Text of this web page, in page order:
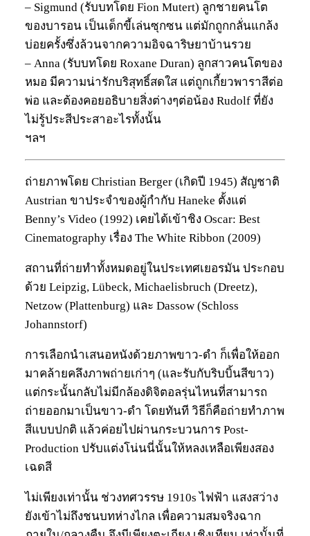
– Sigmund (รับบทโดย Fion Mutert) ลูกชายคนโต
ของบารอน เป็นเด็กขี้เล่นซุกซน แต่มักถูกกลั่นแกล้ง
บ่อยครั้งซึ่งล้วนจากความอิจฉาริษยาบ้านรวย
– Anna (รับบทโดย Roxane Duran) ลูกสาวคนโตของ
หมอ มีความน่ารักบริสุทธิ์สดใส แต่ถูกเกี้ยวพาราสีต่อ
พ่อ และต้องคอยอธิบายสิ่งต่างๆต่อน้อง Rudolf ที่ยัง
ไม่รู้ประสีประสาอะไรทั้งนั้น
ฯลฯ
ถ่ายภาพโดย Christian Berger (เกิดปี 1945) สัญชาติ
Austrian ขาประจำของผู้กำกับ Haneke ตั้งแต่
Benny’s Video (1992) เคยได้เข้าชิง Oscar: Best
Cinematography เรื่อง The White Ribbon (2009)
สถานที่ถ่ายทำทั้งหมดอยู่ในประเทศเยอรมัน ประกอบ
ด้วย Leipzig, Lübeck, Michaelisbruch (Dreetz),
Netzow (Plattenburg) และ Dassow (Schloss
Johannstorf)
การเลือกนำเสนอหนังด้วยภาพขาว-ดำ ก็เพื่อให้ออก
มาคล้ายคลึงภาพถ่ายเก่าๆ (และรับกับริบบิ้นสีขาว)
แต่กระนั้นกลับไม่มีกล้องดิจิตอลรุ่นไหนที่สามารถ
ถ่ายออกมาเป็นขาว-ดำ โดยทันที วิธีก็คือถ่ายทำภาพ
สีแบบปกติ แล้วค่อยไปผ่านกระบวนการ Post-
Production ปรับแต่งโน่นนี่นั้นให้หลงเหลือเพียงสอง
เฉดสี
ไม่เพียงเท่านั้น ช่วงทศวรรษ 1910s ไฟฟ้า แสงสว่าง
ยังเข้าไม่ถึงชนบทห่างไกล เพื่อความสมจริงฉาก